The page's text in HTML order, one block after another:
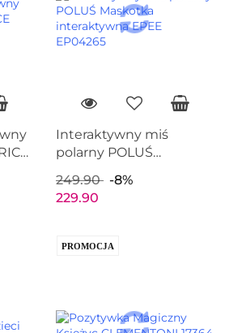
Interaktywny miś
polarny POLUŚ
EPEE EP04265
249.90
-8%
229.90
PROMOCJA